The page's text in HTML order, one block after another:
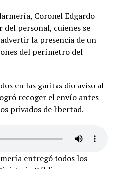
Coronel Edgardo
del personal, quienes se
la presencia de un
del perímetro del
en las garitas dio aviso al
recoger el envío antes
privados de libertad.
entregó todos los